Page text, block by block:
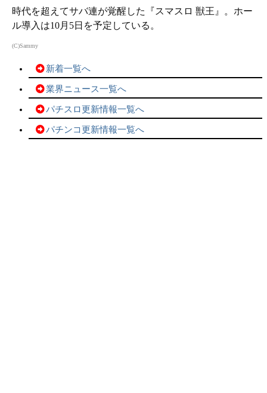
時代を超えてサバ連が覚醒した『スマスロ 獣王』。ホー
ル導入は10月5日を予定している。
(C)Sammy
新着一覧へ
業界ニュース一覧へ
パチスロ更新情報一覧へ
パチンコ更新情報一覧へ